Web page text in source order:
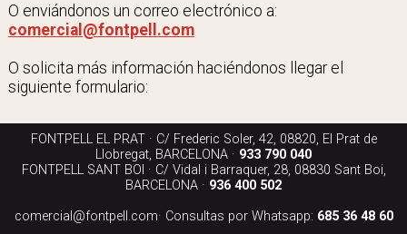
O enviándonos un correo electrónico a:
comercial@fontpell.com
O solicita más información haciéndonos llegar el
siguiente formulario:
FONTPELL EL PRAT · C/ Frederic Soler, 42, 08820, El Prat de
Llobregat, BARCELONA · 933 790 040
FONTPELL SANT BOI · C/ Vidal i Barraquer, 28, 08830 Sant Boi,
BARCELONA · 936 400 502
comercial@fontpell.com· Consultas por Whatsapp: 685 36 48 60